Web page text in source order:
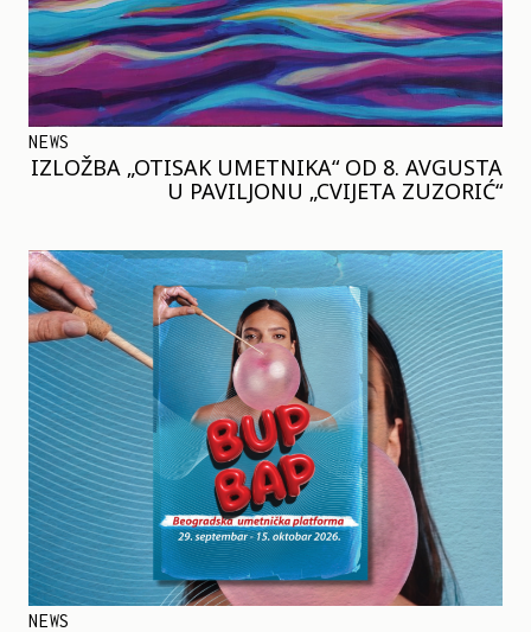
NEWS
IZLOŽBA „OTISAK UMETNIKA“ OD 8. AVGUSTA
U PAVILJONU „CVIJETA ZUZORIĆ“
NEWS